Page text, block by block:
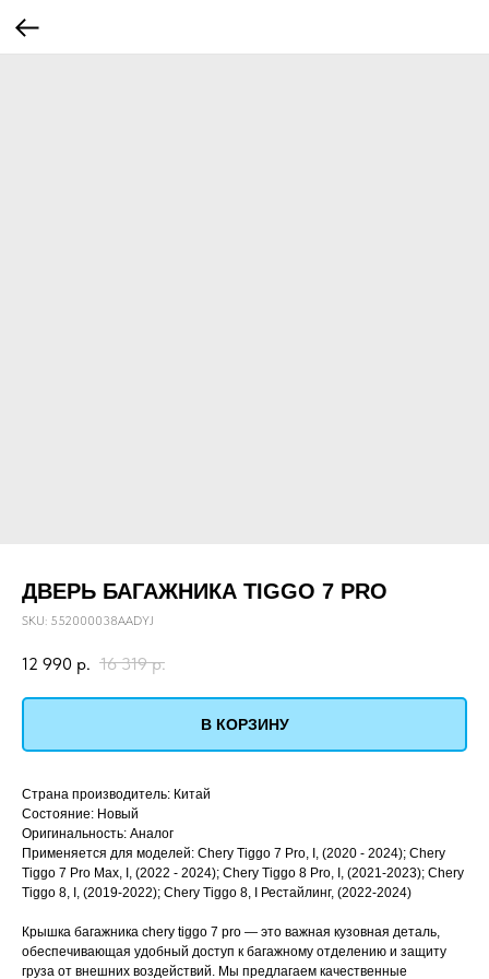
ДВЕРЬ БАГАЖНИКА TIGGO 7 PRO
SKU: 552000038AADYJ
12 990 р. 16 319 р.
В КОРЗИНУ
Страна производитель: Китай
Состояние: Новый
Оригинальность: Аналог
Применяется для моделей: Chery Tiggo 7 Pro, I, (2020 - 2024); Chery
Tiggo 7 Pro Max, I, (2022 - 2024); Chery Tiggo 8 Pro, I, (2021-2023); Chery
Tiggo 8, I, (2019-2022); Chery Tiggo 8, I Рестайлинг, (2022-2024)
Крышка багажника chery tiggo 7 pro — это важная кузовная деталь,
обеспечивающая удобный доступ к багажному отделению и защиту
груза от внешних воздействий. Мы предлагаем качественные